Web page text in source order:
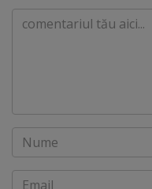
Comentariu
Nume
Email